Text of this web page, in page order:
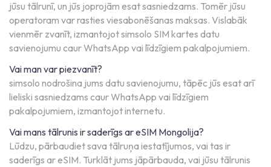
jūsu tālrunī, un jūs joprojām esat sasniedzams. Tomēr jūsu
operatoram var rasties viesabonēšanas maksas. Vislabāk
vienmēr zvanīt, izmantojot simsolo SIM kartes datu
savienojumu caur WhatsApp vai līdzīgiem pakalpojumiem.
Vai man var piezvanīt?
simsolo nodrošina jums datu savienojumu, tāpēc jūs esat arī
lieliski sasniedzams caur WhatsApp vai līdzīgiem
pakalpojumiem, izmantojot internetu.
Vai mans tālrunis ir saderīgs ar eSIM Mongolija?
Lūdzu, pārbaudiet sava tālruņa iestatījumos, vai tas ir
saderīgs ar eSIM. Turklāt jums jāpārbauda, vai jūsu tālrunis